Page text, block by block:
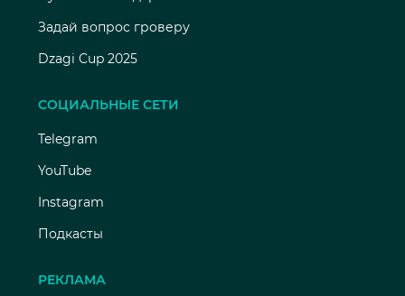
Задай вопрос гроверу
Dzagi Cup 2025
СОЦИАЛЬНЫЕ СЕТИ
Telegram
YouTube
Instagram
Подкасты
РЕКЛАМА